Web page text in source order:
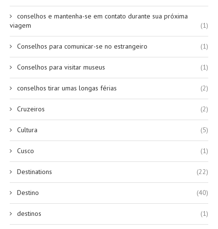
conselhos e mantenha-se em contato durante sua próxima
viagem
(1)
Conselhos para comunicar-se no estrangeiro (1)
Conselhos para visitar museus (1)
conselhos tirar umas longas férias (2)
Cruzeiros (2)
Cultura (5)
Cusco (1)
Destinations (22)
Destino (40)
destinos (1)